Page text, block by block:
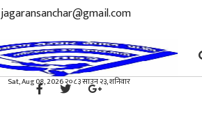
jagaransanchar@gmail.com
Sat, Aug 08, 2026 २०८३ साउन २३, शनिवार